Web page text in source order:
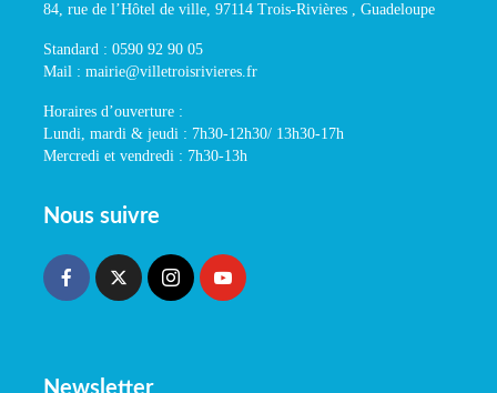
84, rue de l’Hôtel de ville, 97114 Trois-Rivières , Guadeloupe
Standard : 0590 92 90 05
Mail : mairie@villetroisrivieres.fr
Horaires d’ouverture :
Lundi, mardi & jeudi : 7h30-12h30/ 13h30-17h
Mercredi et vendredi : 7h30-13h
Nous suivre
Newsletter